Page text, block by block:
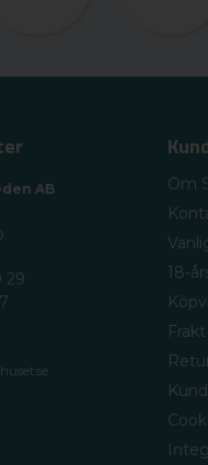
AB
29
Om
18-